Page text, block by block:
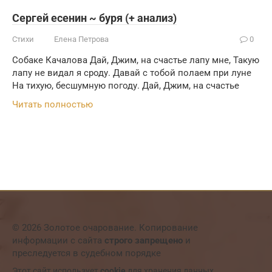
Сергей есенин ~ буря (+ анализ)
Стихи Елена Петрова 0
Собаке Качалова Дай, Джим, на счастье лапу мне, Такую
лапу не видал я сроду. Давай с тобой полаем при луне
На тихую, бесшумную погоду. Дай, Джим, на счастье
Читать полностью
© 2026 Золотое очарование. Копирование
информации с сайта строго запрещено и
преследуется в судебном порядке